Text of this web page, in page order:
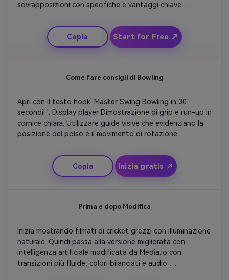
sovrapposizioni con specifiche e vantaggi chiave.
colpiscono colpi potenti usando l'attrezzatura. Finisci
con il logo e il testo CTA che invita gli spettatori a
'giocare come un professionista'. Mantieni il ritmo
Copia Start for Free ↗
Come fare consigli di Bowling
Apri con il testo hook' Master Swing Bowling in 30
secondi! '. Display player Dimostrazione di grip e run-up in
cornice chiara. Utilizzare guide visive che evidenziano la
posizione del polso e il movimento di rotazione.
rallentatore. Aggiungi consigli di riepilogo rapidi.
Concludete con la sovrapposizione dei consigli finali e
l'iscrizione invitando gli osservatori ad iscriversi per
Copia Inizia gratis ↗
Prima e dopo Modifica
Inizia mostrando filmati di cricket grezzi con illuminazione
naturale. Quindi passa alla versione migliorata con
intelligenza artificiale modificata da Media.io con
transizioni più fluide, colori bilanciati e audio